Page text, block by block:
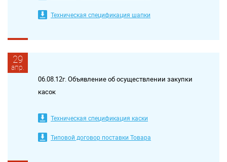
Техническая спецификация шапки
29
апр.
06.08.12г. Объявление об осуществлении закупки
касок
Техническая спецификация каски
Типовой договор поставки Товара